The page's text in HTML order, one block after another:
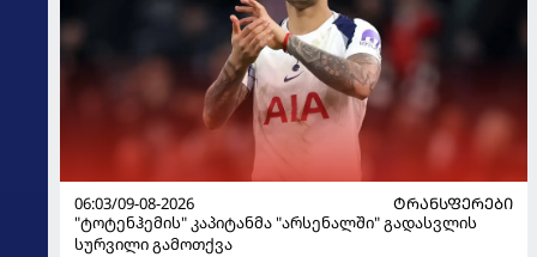
06:03/09-08-2026
ᲢᲠᲐᲜᲡᲤᲔᲠᲔᲑᲘ
"ტოტენჰემის" კაპიტანმა "არსენალში" გადასვლის
სურვილი გამოთქვა